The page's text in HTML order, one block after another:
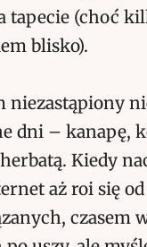
tapecie (choć
blisko).
niezastąpiony
dni – kanapę,
Kiedy
aż roi się
czasem